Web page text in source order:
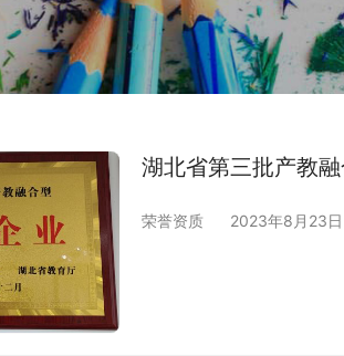
湖北省第三批产教
荣誉资质 2023年8月23日